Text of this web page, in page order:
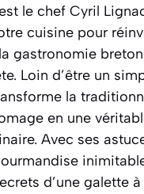
le chef Cyril
cuisine pour
gastronomie
Loin d’être un
la
en une
Avec ses
d’une galette